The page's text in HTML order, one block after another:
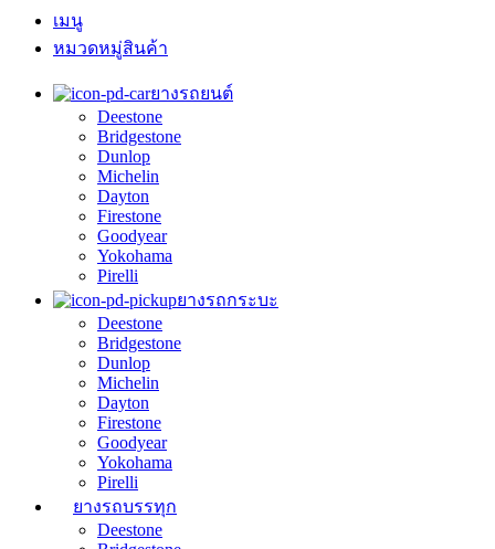
เมนู
หมวดหมู่สินค้า
ยางรถยนต์
Deestone
Bridgestone
Dunlop
Michelin
Dayton
Firestone
Goodyear
Yokohama
Pirelli
ยางรถกระบะ
Deestone
Bridgestone
Dunlop
Michelin
Dayton
Firestone
Goodyear
Yokohama
Pirelli
ยางรถบรรทุก
Deestone